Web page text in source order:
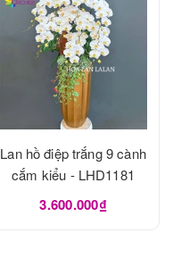
Lan hồ điệp trắng 9 cành
cắm kiểu - LHD1181
3.600.000₫